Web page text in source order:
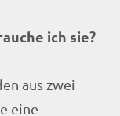
ich sie?
aus zwei
eine